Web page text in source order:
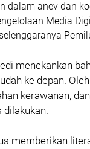
dalam anev dan
Media
menekankan
ke depan.
kerawanan,
memberikan